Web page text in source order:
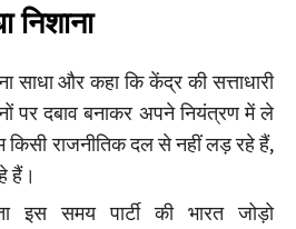
निशाना
साधा और कहा कि केंद्र की सत्ताधारी
पर दबाव बनाकर अपने नियंत्रण में ले
किसी राजनीतिक दल से नहीं लड़ रहे हैं,
हैं।
इस समय पार्टी की भारत जोड़ो